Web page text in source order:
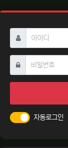
아이디 필수
비밀번호필수
자동로그인